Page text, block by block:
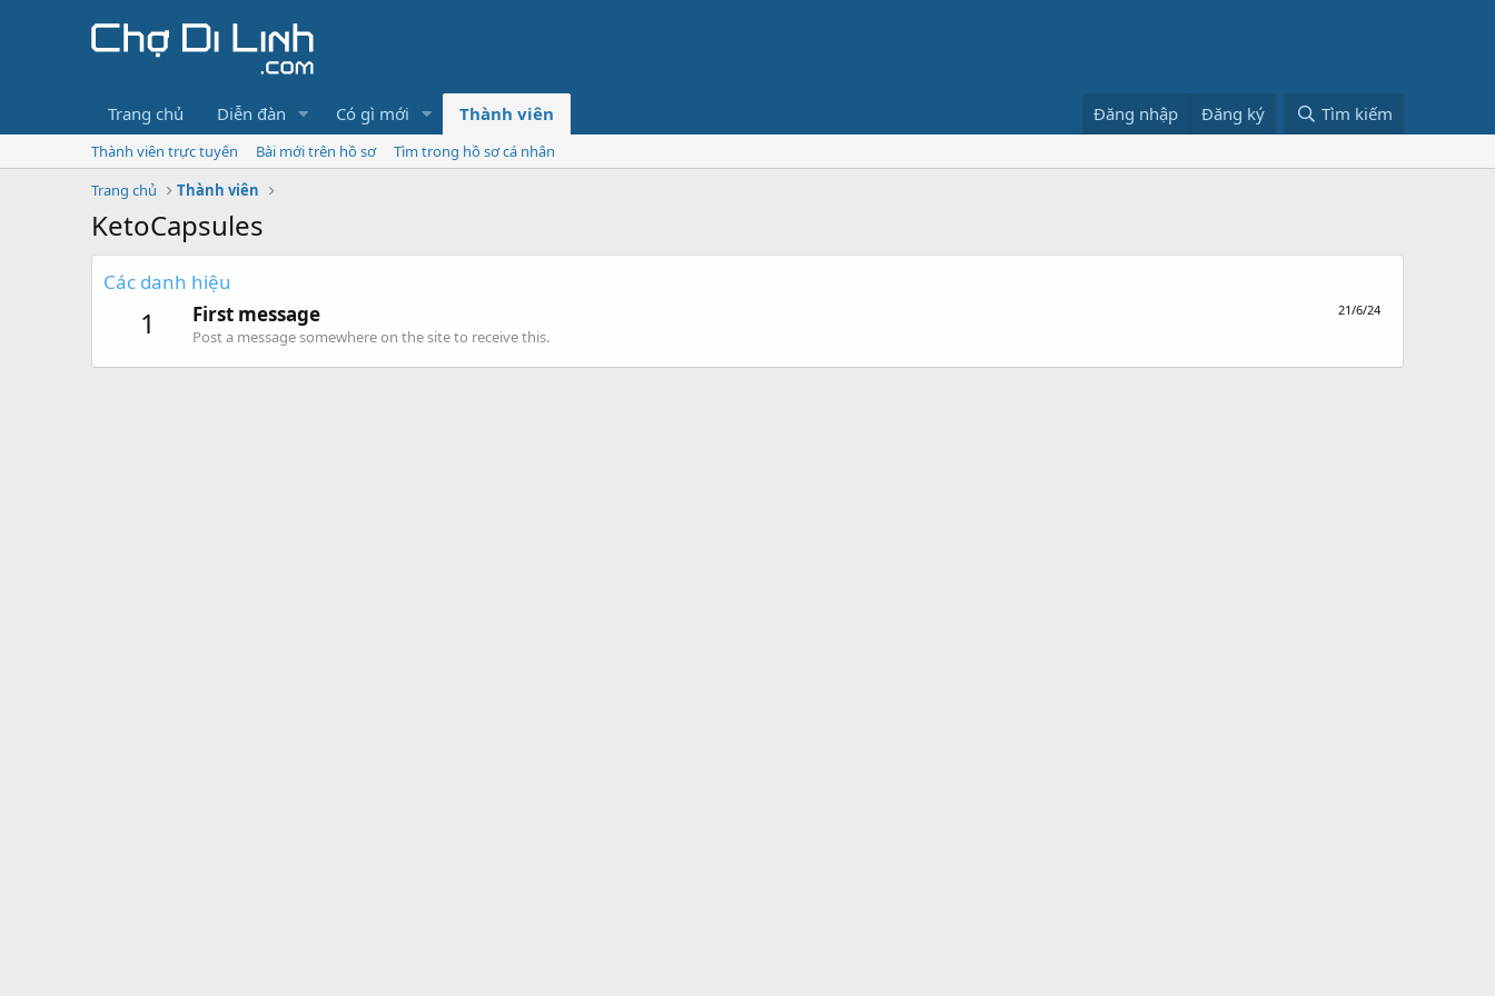
Trang chủ Diễn đàn Có gì mới Thành viên Đăng nhập Đăng ký Tìm kiếm
Thành viên trực tuyến Bài mới trên hồ sơ
Tìm trong hồ sơ cá nhân
Trang chủ
Thành viên
KetoCapsules
Các danh hiệu
1 21/6/24
First message
Post a message somewhere on the site to receive this.